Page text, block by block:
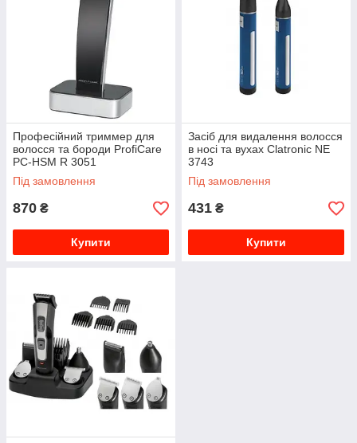
Професійний триммер для
волосся та бороди ProfiCare
PC-HSM R 3051
Під замовлення
870 ₴
Купити
Засіб для видалення волосся
в носі та вухах Clatronic NE
3743
Під замовлення
431 ₴
Купити